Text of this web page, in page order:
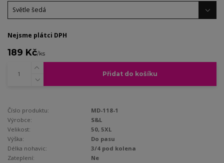
Nejsme plátci DPH
189 Kč/ks
Přidat do košíku
Číslo produktu:
MD-118-1
Výrobce:
S&L
Velikost:
50, 5XL
Výška:
Do pasu
Délka nohavic:
3/4 pod kolena
Zateplení:
Ne